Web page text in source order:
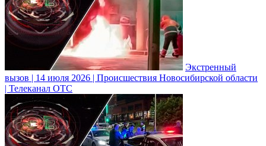
Экстренный
вызов | 14 июля 2026 | Происшествия Новосибирской области
| Телеканал ОТС